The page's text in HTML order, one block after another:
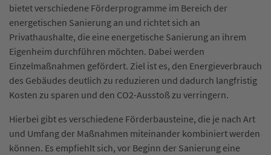
bietet verschiedene Förderprogramme im Bereich der
energetischen Sanierung an und richtet sich an
Privathaushalte, die eine energetische Sanierung an ihrem
Eigenheim durchführen möchten. Dabei werden
Einzelmaßnahmen gefördert. Ziel ist es, den Energieverbrauch
des Gebäudes deutlich zu reduzieren und dadurch langfristig
Kosten zu sparen und den CO2-Ausstoß zu verringern.
Hierbei gibt es verschiedene Förderbausteine, die je nach Art
und Umfang der Maßnahmen miteinander kombiniert werden
können. Es empfiehlt sich, vor Beginn der Sanierung eine